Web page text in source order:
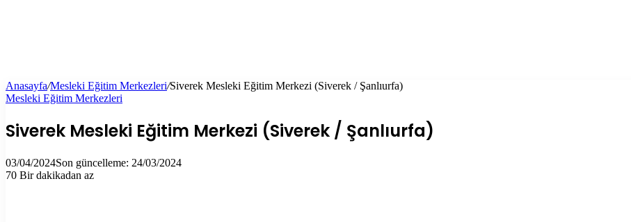
Anasayfa/Mesleki Eğitim Merkezleri/Siverek Mesleki Eğitim Merkezi (Siverek / Şanlıurfa)
Mesleki Eğitim Merkezleri
Siverek Mesleki Eğitim Merkezi (Siverek / Şanlıurfa)
03/04/2024Son güncelleme: 24/03/2024
70 Bir dakikadan az